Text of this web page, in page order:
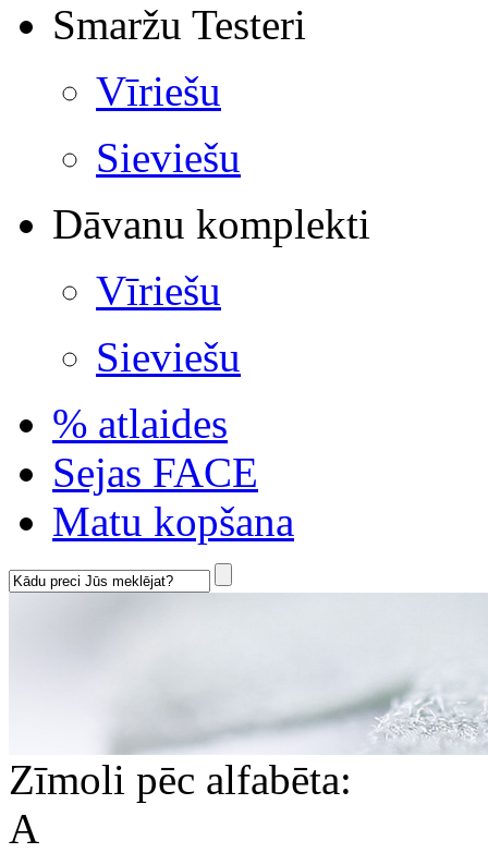
Smaržu Testeri
Vīriešu
Sieviešu
Dāvanu komplekti
Vīriešu
Sieviešu
% atlaides
Sejas FACE
Matu kopšana
Zīmoli pēc alfabēta:
A